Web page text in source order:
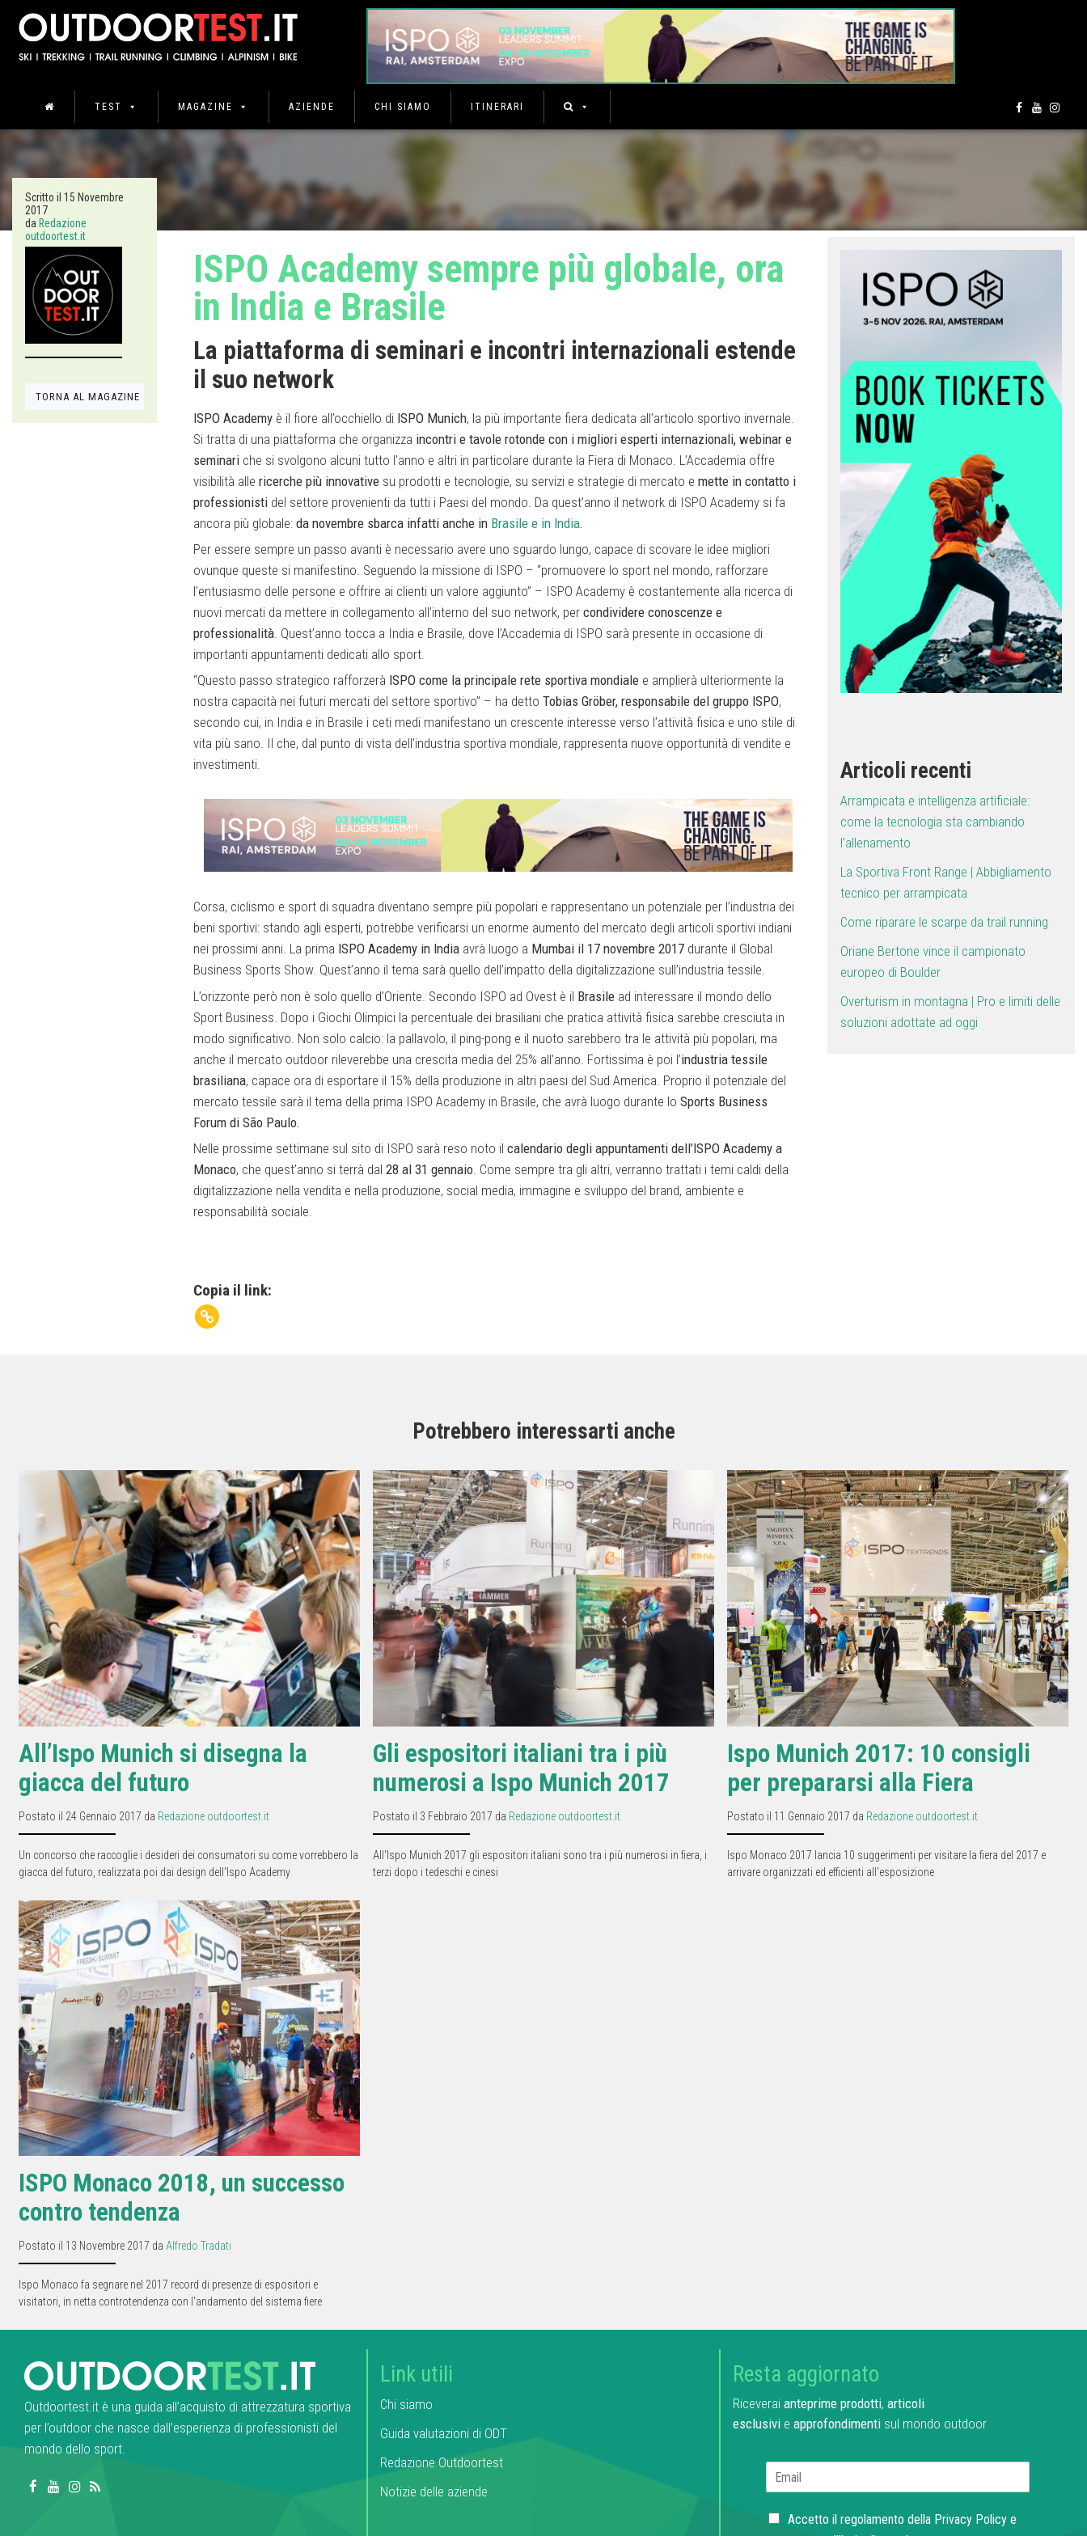
TEST MAGAZINE AZIENDE CHI SIAMO ITINERARI
Scritto il 15 Novembre
2017
da Redazione
outdoortest.it
TORNA AL MAGAZINE
ISPO Academy sempre più globale, ora
in India e Brasile
La piattaforma di seminari e incontri internazionali estende
il suo network
ISPO Academy è il fiore all’occhiello di ISPO Munich, la più importante fiera dedicata all’articolo sportivo invernale.
Si tratta di una piattaforma che organizza incontri e tavole rotonde con i migliori esperti internazionali, webinar e
seminari che si svolgono alcuni tutto l’anno e altri in particolare durante la Fiera di Monaco. L’Accademia offre
visibilità alle ricerche più innovative su prodotti e tecnologie, su servizi e strategie di mercato e mette in contatto i
professionisti del settore provenienti da tutti i Paesi del mondo. Da quest’anno il network di ISPO Academy si fa
ancora più globale: da novembre sbarca infatti anche in Brasile e in India.
Per essere sempre un passo avanti è necessario avere uno sguardo lungo, capace di scovare le idee migliori
ovunque queste si manifestino. Seguendo la missione di ISPO – “promuovere lo sport nel mondo, rafforzare
l’entusiasmo delle persone e offrire ai clienti un valore aggiunto” – ISPO Academy è costantemente alla ricerca di
nuovi mercati da mettere in collegamento all’interno del suo network, per condividere conoscenze e
professionalità . Quest’anno tocca a India e Brasile, dove l’Accademia di ISPO sarà presente in occasione di
importanti appuntamenti dedicati allo sport.
“Questo passo strategico rafforzerà ISPO come la principale rete sportiva mondiale e amplierà ulteriormente la
nostra capacità nei futuri mercati del settore sportivo” – ha detto Tobias Gröber, responsabile del gruppo ISPO,
secondo cui, in India e in Brasile i ceti medi manifestano un crescente interesse verso l’attività fisica e uno stile di
vita più sano. Il che, dal punto di vista dell’industria sportiva mondiale, rappresenta nuove opportunità di vendite e
investimenti.
Corsa, ciclismo e sport di squadra diventano sempre più popolari e rappresentano un potenziale per l’industria dei
beni sportivi: stando agli esperti, potrebbe verificarsi un enorme aumento del mercato degli articoli sportivi indiani
nei prossimi anni. La prima ISPO Academy in India avrà luogo a Mumbai il 17 novembre 2017 durante il Global
Business Sports Show. Quest’anno il tema sarà quello dell’impatto della digitalizzazione sull’industria tessile.
L’orizzonte però non è solo quello d’Oriente. Secondo ISPO ad Ovest è il Brasile ad interessare il mondo dello
Sport Business. Dopo i Giochi Olimpici la percentuale dei brasiliani che pratica attività fisica sarebbe cresciuta in
modo significativo. Non solo calcio: la pallavolo, il ping-pong e il nuoto sarebbero tra le attività più popolari, ma
anche il mercato outdoor rileverebbe una crescita media del 25% all’anno. Fortissima è poi l’industria tessile
brasiliana, capace ora di esportare il 15% della produzione in altri paesi del Sud America. Proprio il potenziale del
mercato tessile sarà il tema della prima ISPO Academy in Brasile, che avrà luogo durante lo Sports Business
Forum di São Paulo.
Nelle prossime settimane sul sito di ISPO sarà reso noto il calendario degli appuntamenti dell’ISPO Academy a
Monaco, che quest’anno si terrà dal 28 al 31 gennaio. Come sempre tra gli altri, verranno trattati i temi caldi della
digitalizzazione nella vendita e nella produzione, social media, immagine e sviluppo del brand, ambiente e
responsabilità sociale.
Copia il link:
Articoli recenti
Arrampicata e intelligenza artificiale:
come la tecnologia sta cambiando
l’allenamento
La Sportiva Front Range | Abbigliamento
tecnico per arrampicata
Come riparare le scarpe da trail running
Oriane Bertone vince il campionato
europeo di Boulder
Overturism in montagna | Pro e limiti delle
soluzioni adottate ad oggi
Potrebbero interessarti anche
All’Ispo Munich si disegna la
giacca del futuro
Postato il 24 Gennaio 2017 da Redazione outdoortest.it
Un concorso che raccoglie i desideri dei consumatori su come vorrebbero la
giacca del futuro, realizzata poi dai design dell'Ispo Academy
Gli espositori italiani tra i più
numerosi a Ispo Munich 2017
Postato il 3 Febbraio 2017 da Redazione outdoortest.it
All'Ispo Munich 2017 gli espositori italiani sono tra i più numerosi in fiera, i
terzi dopo i tedeschi e cinesi
Ispo Munich 2017: 10 consigli
per prepararsi alla Fiera
Postato il 11 Gennaio 2017 da Redazione outdoortest.it
Ispo Monaco 2017 lancia 10 suggerimenti per visitare la fiera del 2017 e
arrivare organizzati ed efficienti all'esposizione
ISPO Monaco 2018, un successo
contro tendenza
Postato il 13 Novembre 2017 da Alfredo Tradati
Ispo Monaco fa segnare nel 2017 record di presenze di espositori e
visitatori, in netta controtendenza con l'andamento del sistema fiere
Outdoortest.it è una guida all’acquisto di attrezzatura sportiva
per l’outdoor che nasce dall’esperienza di professionisti del
mondo dello sport.
Link utili
Chi siamo
Guida valutazioni di ODT
Redazione Outdoortest
Notizie delle aziende
Resta aggiornato
Riceveraianteprime prodotti, articoli
esclusivie approfondimentisul mondo outdoor
C
Accetto il regolamento della Privacy Policye